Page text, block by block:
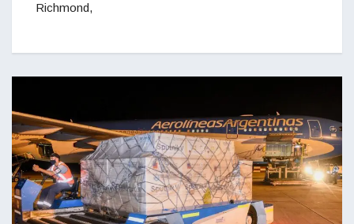
Richmond,